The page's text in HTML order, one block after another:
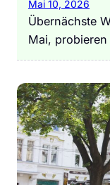
Mai 10, 2026
Übernächste
Mai,